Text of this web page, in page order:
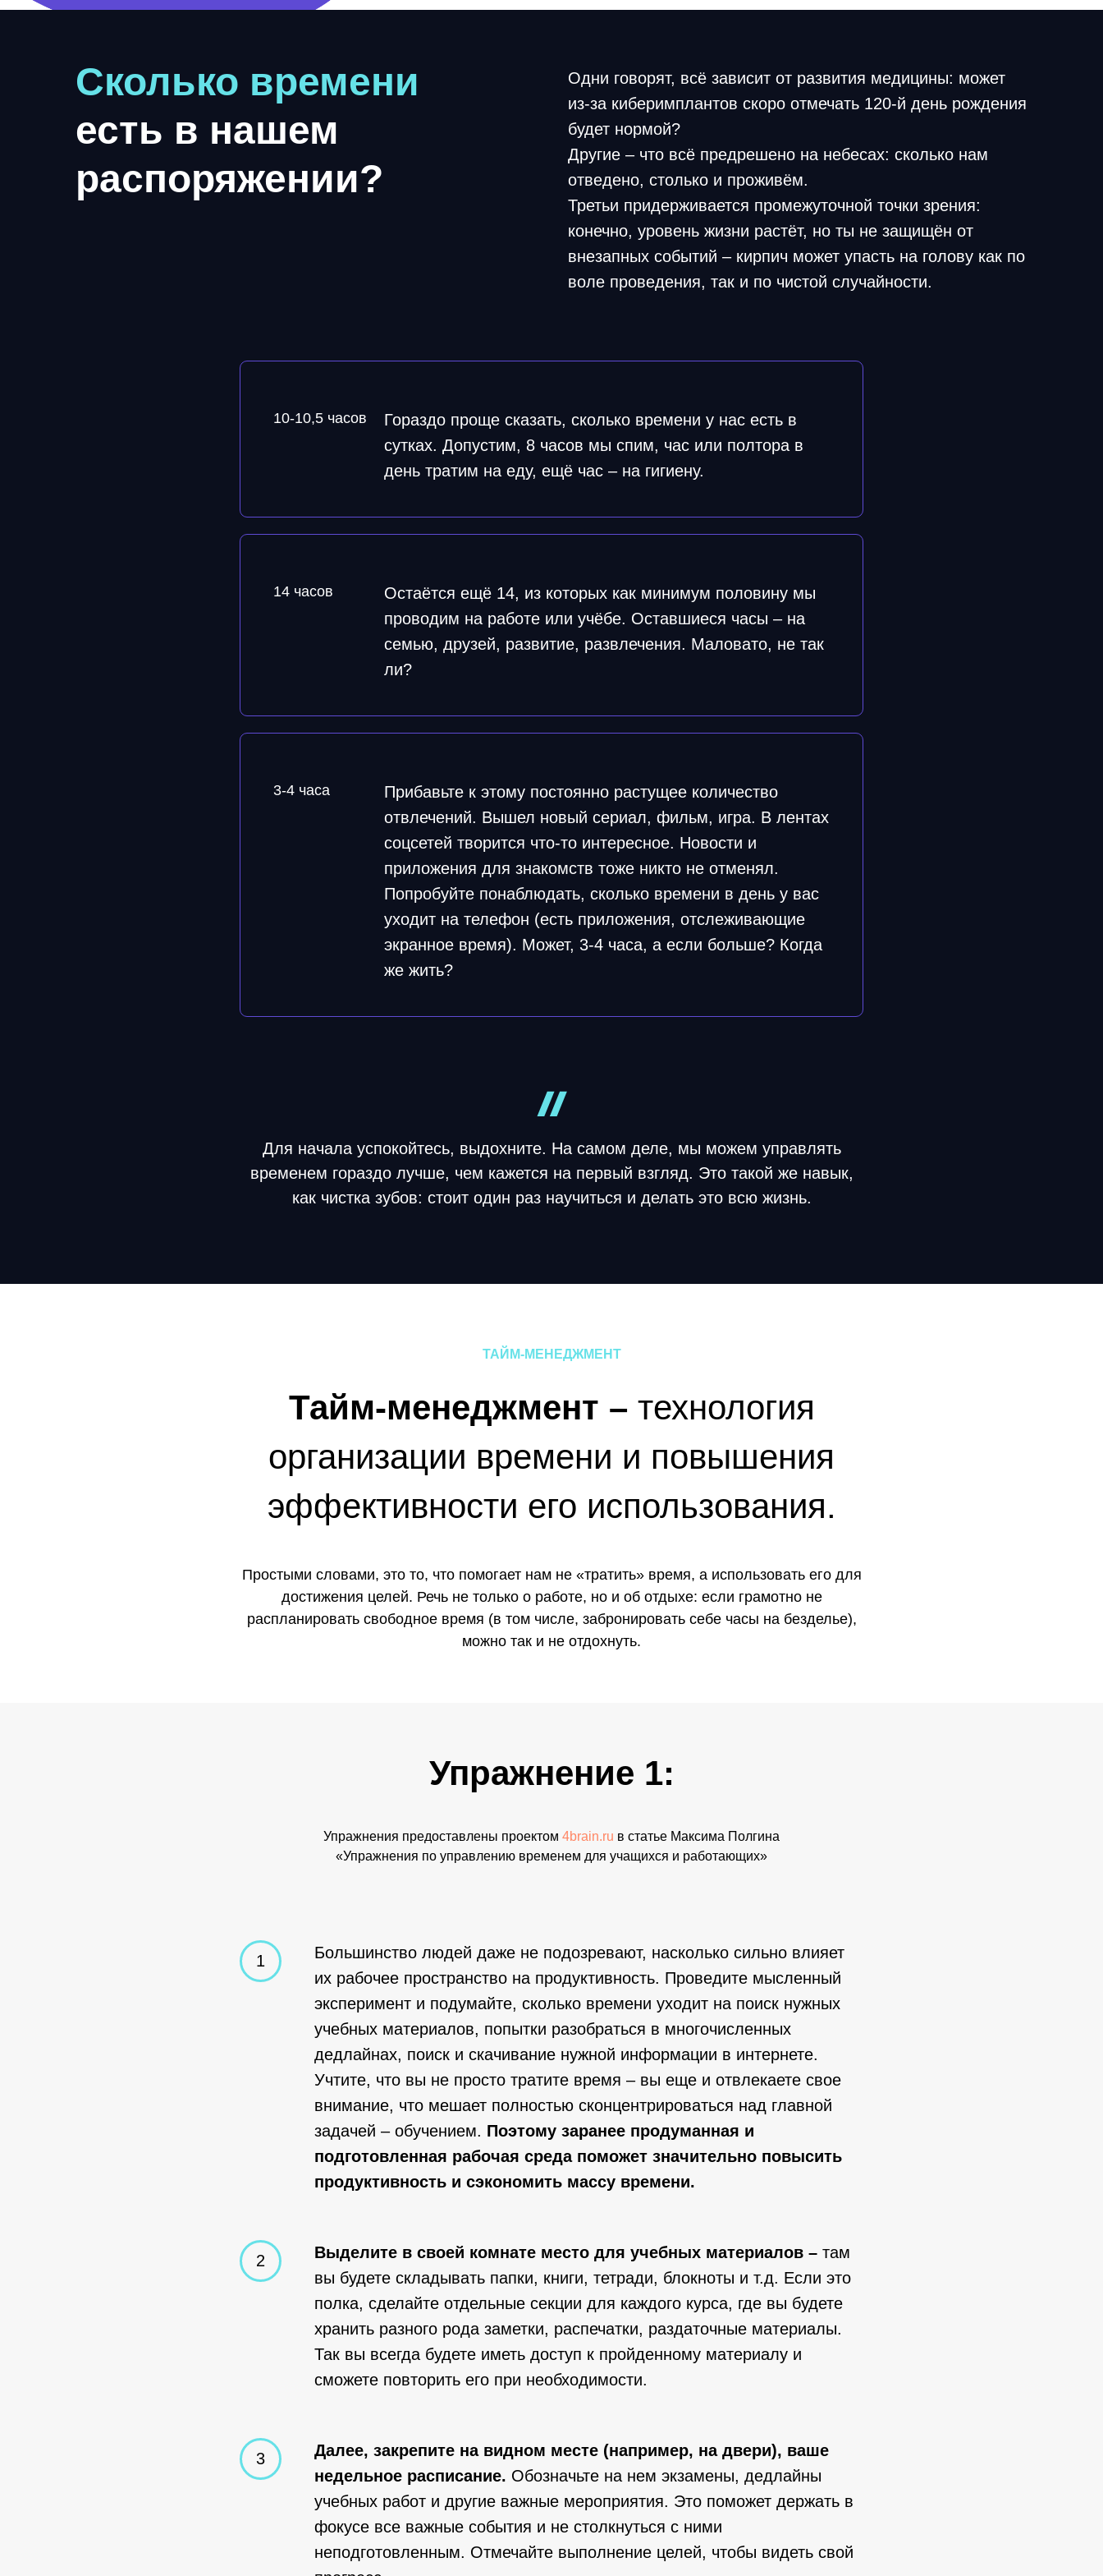
Сколько времени
есть в нашем
распоряжении?
Одни говорят, всё зависит от развития медицины: может
из-за киберимплантов скоро отмечать 120-й день рождения
будет нормой?
Другие – что всё предрешено на небесах: сколько нам
отведено, столько и проживём.
Третьи придерживается промежуточной точки зрения:
конечно, уровень жизни растёт, но ты не защищён от
внезапных событий – кирпич может упасть на голову как по
воле проведения, так и по чистой случайности.
10-10,5 часов
Гораздо проще сказать, сколько времени у нас есть в
сутках. Допустим, 8 часов мы спим, час или полтора в
день тратим на еду, ещё час – на гигиену.
14 часов
Остаётся ещё 14, из которых как минимум половину мы
проводим на работе или учёбе. Оставшиеся часы – на
семью, друзей, развитие, развлечения. Маловато, не так
ли?
3-4 часа
Прибавьте к этому постоянно растущее количество
отвлечений. Вышел новый сериал, фильм, игра. В лентах
соцсетей творится что-то интересное. Новости и
приложения для знакомств тоже никто не отменял.
Попробуйте понаблюдать, сколько времени в день у вас
уходит на телефон (есть приложения, отслеживающие
экранное время). Может, 3-4 часа, а если больше? Когда
же жить?
Для начала успокойтесь, выдохните. На самом деле, мы можем управлять
временем гораздо лучше, чем кажется на первый взгляд. Это такой же навык,
как чистка зубов: стоит один раз научиться и делать это всю жизнь.
ТАЙМ-МЕНЕДЖМЕНТ
Тайм-менеджмент – технология
организации времени и повышения
эффективности его использования.
Простыми словами, это то, что помогает нам не «тратить» время, а использовать его для
достижения целей. Речь не только о работе, но и об отдыхе: если грамотно не
распланировать свободное время (в том числе, забронировать себе часы на безделье),
можно так и не отдохнуть.
Упражнение 1:
Упражнения предоставлены проектом 4brain.ru в статье Максима Полгина
«Упражнения по управлению временем для учащихся и работающих»
Большинство людей даже не подозревают, насколько сильно влияет
их рабочее пространство на продуктивность. Проведите мысленный
эксперимент и подумайте, сколько времени уходит на поиск нужных
учебных материалов, попытки разобраться в многочисленных
дедлайнах, поиск и скачивание нужной информации в интернете.
Учтите, что вы не просто тратите время – вы еще и отвлекаете свое
внимание, что мешает полностью сконцентрироваться над главной
задачей – обучением. Поэтому заранее продуманная и
подготовленная рабочая среда поможет значительно повысить
продуктивность и сэкономить массу времени.
Выделите в своей комнате место для учебных материалов – там
вы будете складывать папки, книги, тетради, блокноты и т.д. Если это
полка, сделайте отдельные секции для каждого курса, где вы будете
хранить разного рода заметки, распечатки, раздаточные материалы.
Так вы всегда будете иметь доступ к пройденному материалу и
сможете повторить его при необходимости.
Далее, закрепите на видном месте (например, на двери), ваше
недельное расписание. Обозначьте на нем экзамены, дедлайны
учебных работ и другие важные мероприятия. Это поможет держать в
фокусе все важные события и не столкнуться с ними
неподготовленным. Отмечайте выполнение целей, чтобы видеть свой